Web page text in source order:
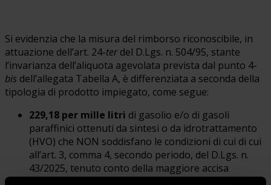
Si evidenzia che la misura del rimborso riconoscibile, in
attuazione dell’art. 24-terdel D.Lgs. n. 504/95, stante
l’invarianza dell’aliquota agevolata prevista dal punto 4-
bis dell’allegata Tabella A, è differenziata a seconda della
tipologia di prodotto impiegato, come segue:
229,18 per mille litri di gasolio e/o di gasoli
paraffinici ottenuti da sintesi o da idrotrattamento
(HVO) che NON soddisfano le condizioni di cui di cui
all’art. 3, comma 4, secondo periodo, del D.Lgs. n.
43/2025, tenuto conto della maggiore accisa